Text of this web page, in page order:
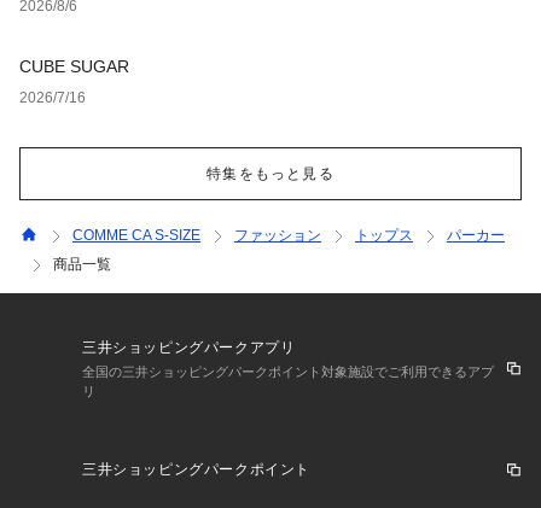
2026/8/6
CUBE SUGAR
2026/7/16
特集をもっと見る
COMME CA S-SIZE ファッション トップス
パーカー
商品一覧
三井ショッピングパークアプリ
全国の三井ショッピングパークポイント対象施設でご利用できるアプ
リ
三井ショッピングパークポイント